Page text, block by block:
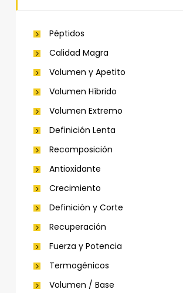
Péptidos
Calidad Magra
Volumen y Apetito
Volumen Híbrido
Volumen Extremo
Definición Lenta
Recomposición
Antioxidante
Crecimiento
Definición y Corte
Recuperación
Fuerza y Potencia
Termogénicos
Volumen / Base